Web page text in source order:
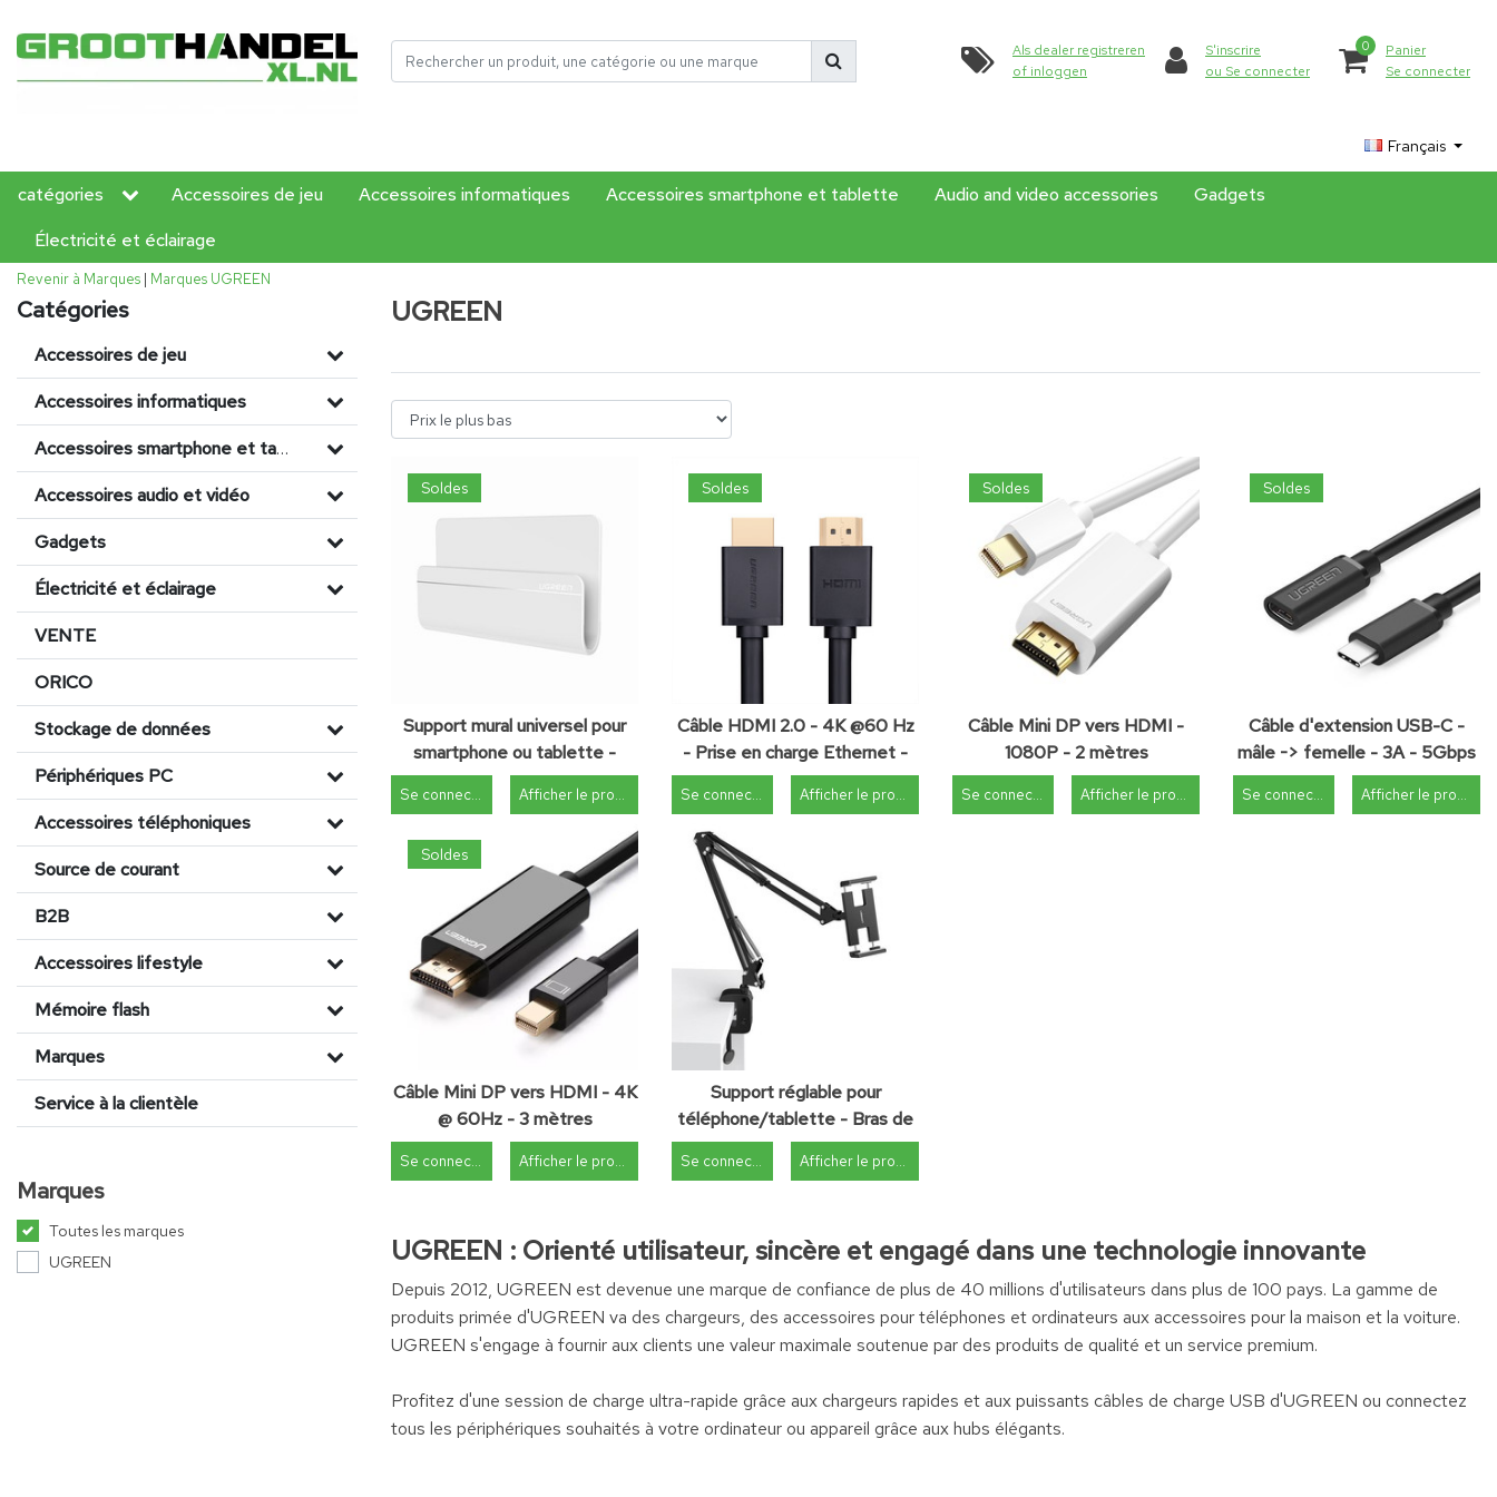
Als dealer registreren
of inloggen
S'inscrire
ou Se connecter
0
Panier
Se connecter
Français
catégories Accessoires de jeu Accessoires informatiques Accessoires smartphone et tablette Audio and video accessories
Gadgets
Électricité et éclairage
Revenir à Marques | Marques UGREEN
Catégories
Accessoires de jeu
Accessoires informatiques
Accessoires smartphone et tablette
Accessoires audio et vidéo
Gadgets
Électricité et éclairage
VENTE
ORICO
Stockage de données
Périphériques PC
Accessoires téléphoniques
Source de courant
B2B
Accessoires lifestyle
Mémoire flash
Marques
Service à la clientèle
Marques
Toutes les marques
UGREEN
UGREEN
Soldes
Support mural universel pour
smartphone ou tablette -
Ruban 3M - blanc
Se connecter Afficher le produit
Soldes
Câble HDMI 2.0 - 4K @60 Hz
- Prise en charge Ethernet -
3D - 1 mètre
Se connecter Afficher le produit
Soldes
Câble Mini DP vers HDMI -
1080P - 2 mètres
Se connecter Afficher le produit
Soldes
Câble d'extension USB-C -
mâle -> femelle - 3A - 5Gbps
- Prend en charge l'audio/vidéo
4K - 50 cm
Se connecter Afficher le produit
Soldes
Câble Mini DP vers HDMI - 4K
@ 60Hz - 3 mètres
Se connecter Afficher le produit
Support réglable pour
téléphone/tablette - Bras de
préhension/pince universelle
Se connecter Afficher le produit
UGREEN : Orienté utilisateur, sincère et engagé dans une technologie innovante
Depuis 2012, UGREEN est devenue une marque de confiance de plus de 40 millions d'utilisateurs dans plus de 100 pays. La gamme de
produits primée d'UGREEN va des chargeurs, des accessoires pour téléphones et ordinateurs aux accessoires pour la maison et la voiture.
UGREEN s'engage à fournir aux clients une valeur maximale soutenue par des produits de qualité et un service premium.
Profitez d'une session de charge ultra-rapide grâce aux chargeurs rapides et aux puissants câbles de charge USB d'UGREEN ou connectez
tous les périphériques souhaités à votre ordinateur ou appareil grâce aux hubs élégants.